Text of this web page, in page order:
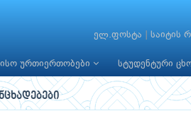
ელ.ფოსტა საიტის
ურთიერთობები სტუდენტური